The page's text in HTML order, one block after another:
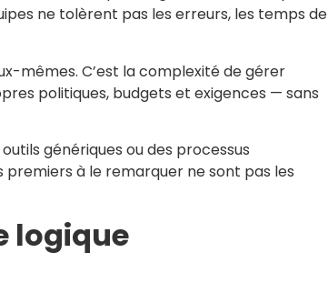
ne tolèrent pas les erreurs, les temps de
mêmes. C’est la complexité de gérer
politiques, budgets et exigences — sans
génériques ou des processus
à le remarquer ne sont pas les
logique